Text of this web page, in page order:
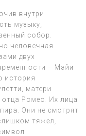
внутри
музыку,
собор.
человечная
двух
– Майи
история
матери
Ромео. Их лица
Они не смотрят
тяжел,